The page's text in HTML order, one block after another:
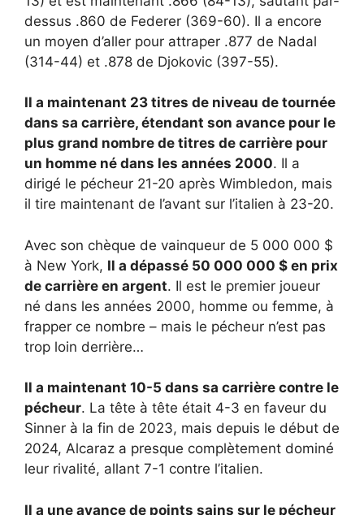
dessus .860 de Federer (369-60). Il a encore
un moyen d’aller pour attraper .877 de Nadal
(314-44) et .878 de Djokovic (397-55).
Il a maintenant 23 titres de niveau de tournée
dans sa carrière, étendant son avance pour le
plus grand nombre de titres de carrière pour
un homme né dans les années 2000. Il a
dirigé le pécheur 21-20 après Wimbledon, mais
il tire maintenant de l’avant sur l’italien à 23-20.
Avec son chèque de vainqueur de 5 000 000 $
à New York, Il a dépassé 50 000 000 $ en prix
de carrière en argent. Il est le premier joueur
né dans les années 2000, homme ou femme, à
frapper ce nombre – mais le pécheur n’est pas
trop loin derrière…
Il a maintenant 10-5 dans sa carrière contre le
pécheur. La tête à tête était 4-3 en faveur du
Sinner à la fin de 2023, mais depuis le début de
2024, Alcaraz a presque complètement dominé
leur rivalité, allant 7-1 contre l’italien.
Il a une avance de points sains sur le pécheur